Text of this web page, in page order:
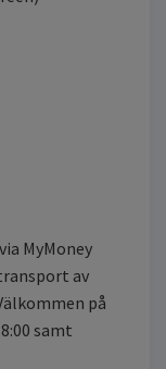
MyMoney
av
på
samt